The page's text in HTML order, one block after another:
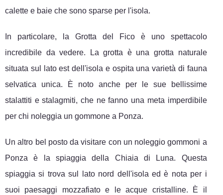
calette e baie che sono sparse per l'isola.
In particolare, la Grotta del Fico è uno spettacolo
incredibile da vedere. La grotta è una grotta naturale
situata sul lato est dell'isola e ospita una varietà di fauna
selvatica unica. È noto anche per le sue bellissime
stalattiti e stalagmiti, che ne fanno una meta imperdibile
per chi noleggia un gommone a Ponza.
Un altro bel posto da visitare con un noleggio gommoni a
Ponza è la spiaggia della Chiaia di Luna. Questa
spiaggia si trova sul lato nord dell'isola ed è nota per i
suoi paesaggi mozzafiato e le acque cristalline. È il